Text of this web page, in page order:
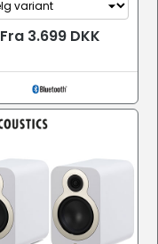
Fra 3.699 DKK